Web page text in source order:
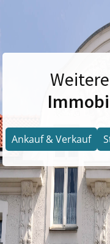
Ankauf & Verkauf